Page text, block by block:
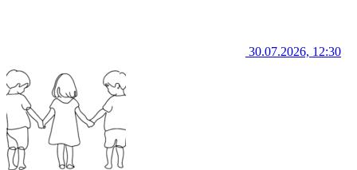
30.07.2026, 12:30